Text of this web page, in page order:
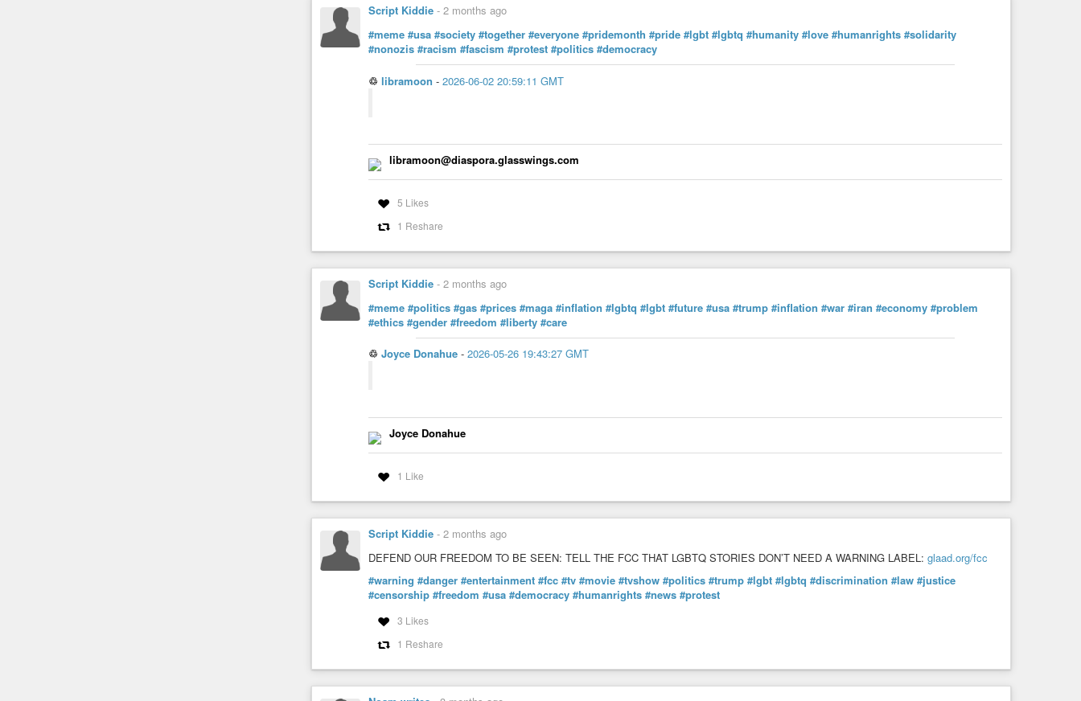
Script Kiddie - 2 months ago
#meme #usa #society #together #everyone #pridemonth #pride #lgbt #lgbtq #humanity #love #humanrights #solidarity
#nonozis #racism #fascism #protest #politics #democracy
♲ libramoon - 2026-06-02 20:59:11 GMT
libramoon@diaspora.glasswings.com
5 Likes
1 Reshare
Script Kiddie - 2 months ago
#meme #politics #gas #prices #maga #inflation #lgbtq #lgbt #future #usa #trump #inflation #war #iran #economy #problem
#ethics #gender #freedom #liberty #care
♲ Joyce Donahue - 2026-05-26 19:43:27 GMT
Joyce Donahue
1 Like
Script Kiddie - 2 months ago
DEFEND OUR FREEDOM TO BE SEEN: TELL THE FCC THAT LGBTQ STORIES DON’T NEED A WARNING LABEL: glaad.org/fcc
#warning #danger #entertainment #fcc #tv #movie #tvshow #politics #trump #lgbt #lgbtq #discrimination #law #justice
#censorship #freedom #usa #democracy #humanrights #news #protest
3 Likes
1 Reshare